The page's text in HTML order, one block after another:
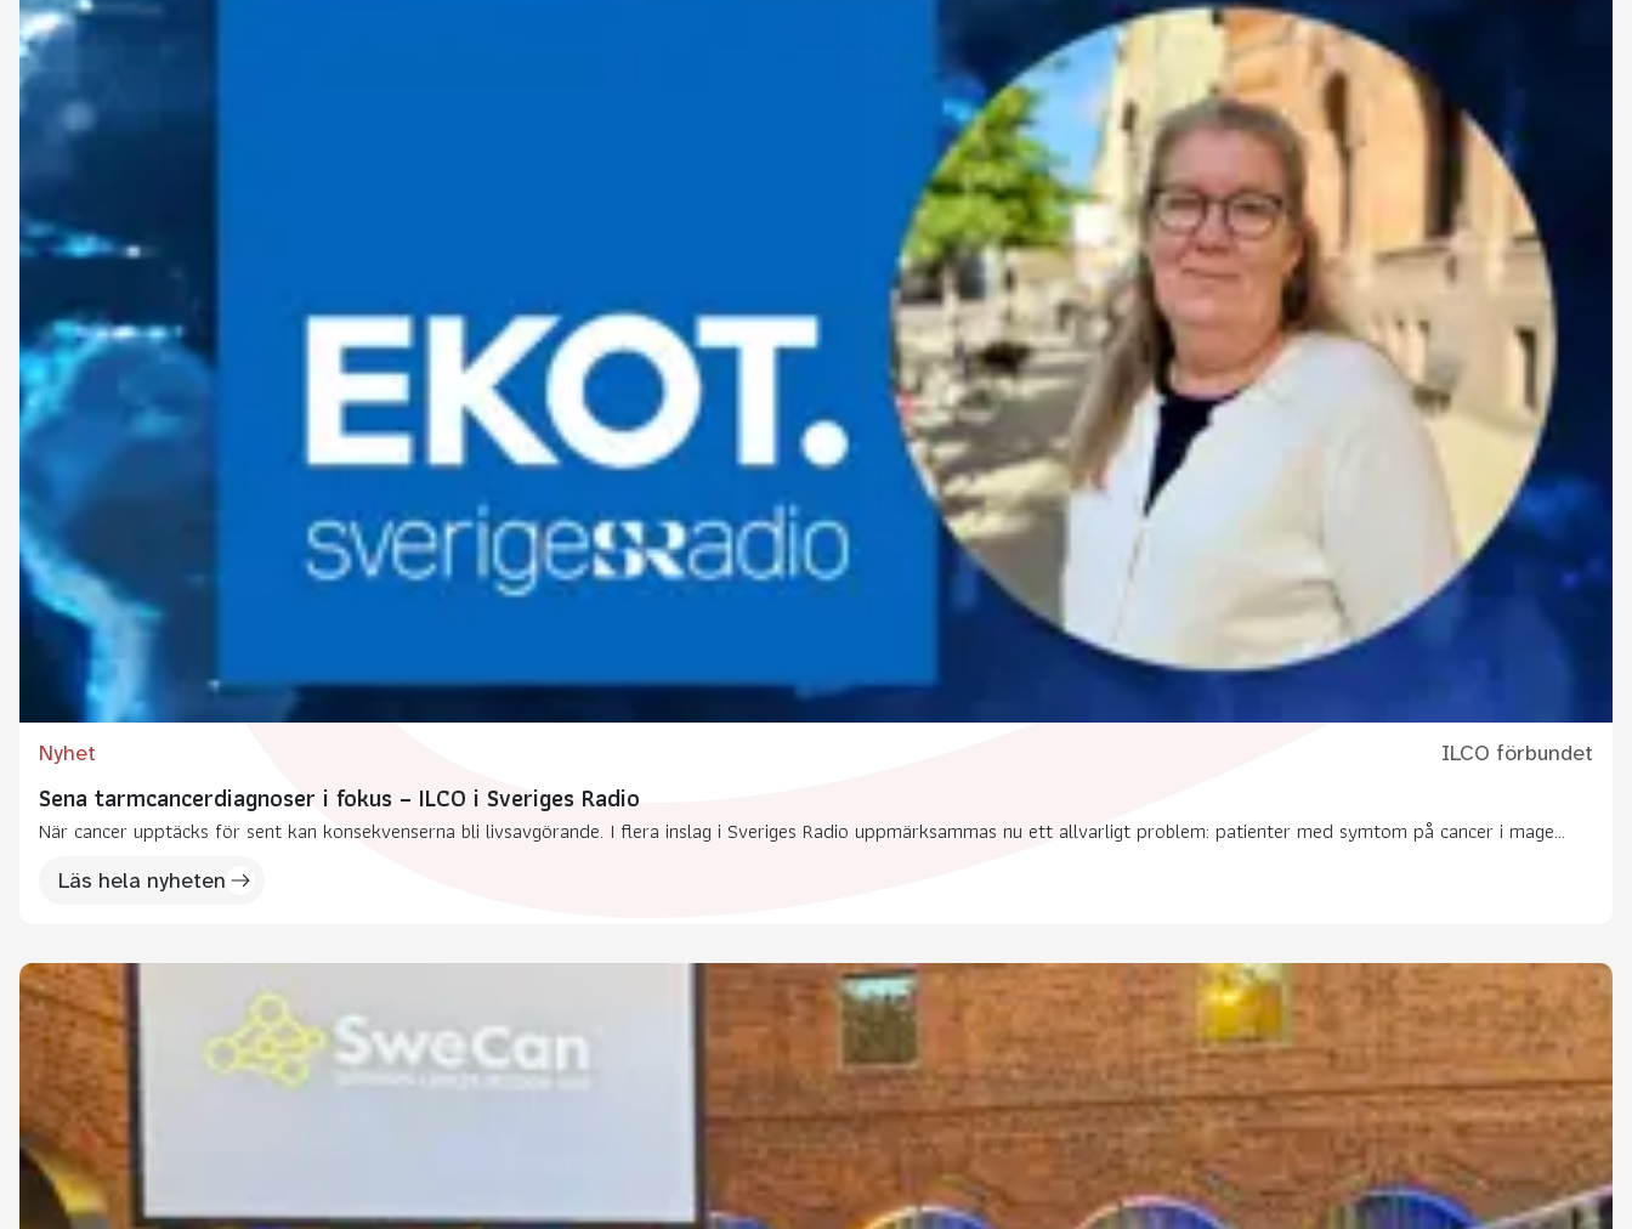
Nyhet ILCO förbundet
Sena tarmcancerdiagnoser i fokus – ILCO i Sveriges Radio
När cancer upptäcks för sent kan konsekvenserna bli livsavgörande. I flera inslag i Sveriges Radio uppmärksammas nu ett allvarligt problem: patienter med symtom på cancer i mage...
Läs hela nyheten